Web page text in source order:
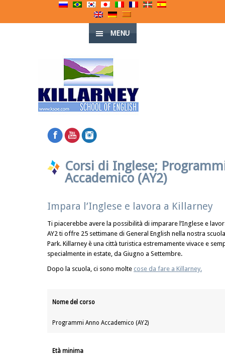
MENU
Corsi di Inglese;
Accademico (AY2)
Impara l’Inglese e lavora a Killarney
Ti piacerebbe avere la possibilità di imparare l’Inglese e
AY2 ti offre 25 settimane di General English nella nostra
Park. Killarney è una città turistica estremamente vivace e
specialmente in estate, da Giugno a Settembre.
Dopo la scuola, ci sono molte cose da fare a Killarney.
Nome del corso
Programmi Anno Accademico (AY2)
Età minima